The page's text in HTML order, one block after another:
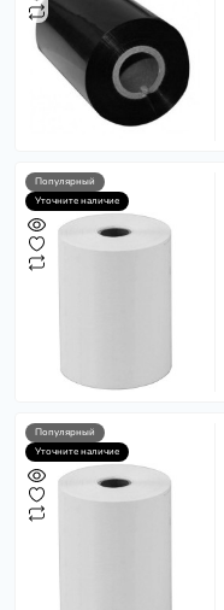
Популярный
Уточните наличие
Популярный
Уточните наличие